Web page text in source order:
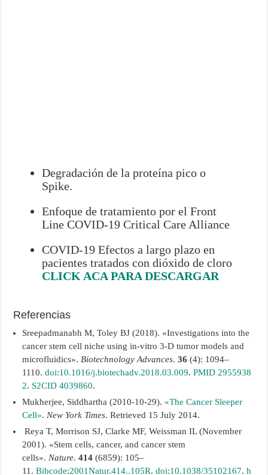
Degradación de la proteína pico o
Spike.
Enfoque de tratamiento por el Front
Line COVID-19 Critical Care Alliance
COVID-19 Efectos a largo plazo en
pacientes tratados con dióxido de cloro
CLICK ACA PARA DESCARGAR
Referencias
Sreepadmanabh M, Toley BJ (2018). «Investigations into the
cancer stem cell niche using in-vitro 3-D tumor models and
microfluidics». Biotechnology Advances.36 (4): 1094–
1110.doi:10.1016/j.biotechadv.2018.03.009.PMID 2955938
2. S2CID 4039860.
Mukherjee, Siddhartha (2010-10-29). «The Cancer Sleeper
Cell». New York Times. Retrieved 15 July 2014.
Reya T, Morrison SJ, Clarke MF, Weissman IL (November
2001). «Stem cells, cancer, and cancer stem
cells». Nature.414 (6859): 105–
11.Bibcode:2001Natur.414..105R.doi:10.1038/35102167.h